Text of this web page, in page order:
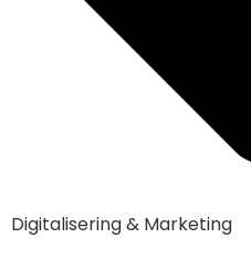
Digitalisering & Marketing